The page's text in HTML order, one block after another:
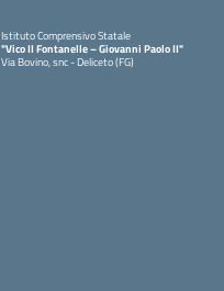
Istituto Comprensivo Statale
"Vico II Fontanelle – Giovanni Paolo II"
Via Bovino, snc - Deliceto (FG)